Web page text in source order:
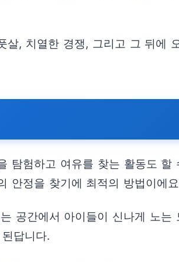
살, 치열한 경쟁, 그리고 그 뒤에
탐험하고 여유를 찾는 활동도 할
안정을 찾기에 최적의 방법이에
공간에서 아이들이 신나게 노는
답니다.